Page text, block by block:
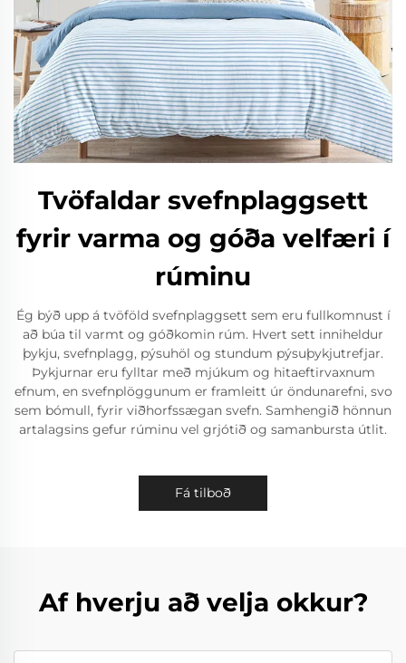
Tvöfaldar svefnplaggsett
fyrir varma og góða velfæri í
rúminu
Ég býð upp á tvöföld svefnplaggsett sem eru fullkomnust í
að búa til varmt og góðkomin rúm. Hvert sett inniheldur
þykju, svefnplagg, pýsuhöl og stundum pýsuþykjutrefjar.
Þykjurnar eru fylltar með mjúkum og hitaeftirvaxnum
efnum, en svefnplöggunum er framleitt úr öndunarefni, svo
sem bómull, fyrir viðhorfssægan svefn. Samhengið hönnun
artalagsins gefur rúminu vel grjótið og samanbursta útlit.
Fá tilboð
Af hverju að velja okkur?